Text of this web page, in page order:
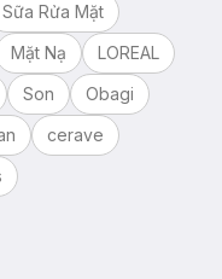
Sữa Rửa Mặt
Mặt Nạ
LOREAL
Son
Obagi
cerave